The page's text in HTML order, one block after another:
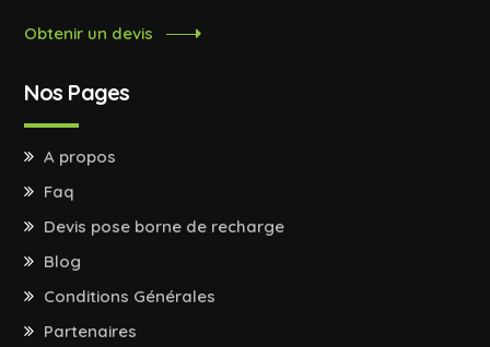
Obtenir un devis
Nos Pages
A propos
Faq
Devis pose borne de recharge
Blog
Conditions Générales
Partenaires